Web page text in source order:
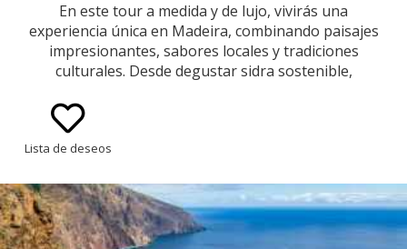
En este tour a medida y de lujo, vivirás una
experiencia única en Madeira, combinando paisajes
impresionantes, sabores locales y tradiciones
culturales. Desde degustar sidra sostenible,
cada momento le acercarás a la vida isleña.
Lista de deseos